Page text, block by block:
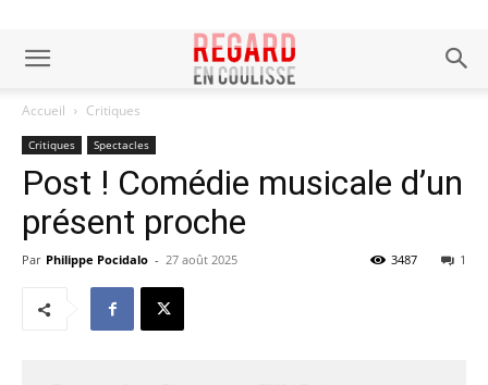
Accueil Critiques
Critiques Spectacles
Post ! Comédie musicale d’un
présent proche
Par Philippe Pocidalo - 27 août 2025 1
3487